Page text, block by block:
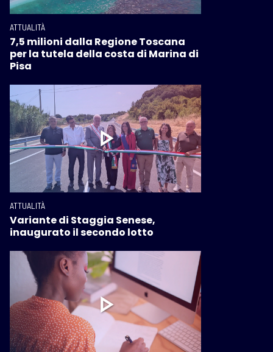
ATTUALITÀ
7,5 milioni dalla Regione Toscana
per la tutela della costa di Marina di
Pisa
ATTUALITÀ
Variante di Staggia Senese,
inaugurato il secondo lotto